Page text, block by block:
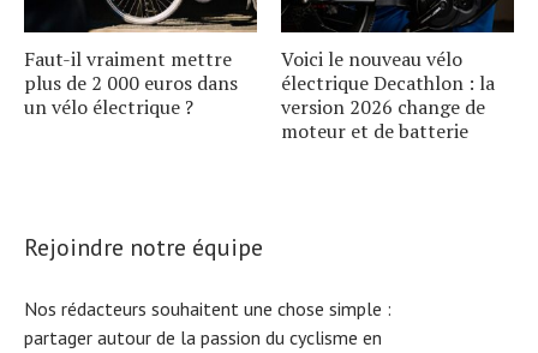
Faut-il vraiment mettre
plus de 2 000 euros dans
un vélo électrique ?
Voici le nouveau vélo
électrique Decathlon : la
version 2026 change de
moteur et de batterie
Rejoindre notre équipe
Nos rédacteurs souhaitent une chose simple :
partager autour de la passion du cyclisme en